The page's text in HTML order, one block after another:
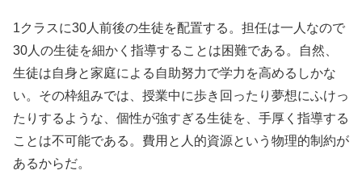
1クラスに30人前後の生徒を配置する。担任は一人なので
30人の生徒を細かく指導することは困難である。自然、
生徒は自身と家庭による自助努力で学力を高めるしかな
い。その枠組みでは、授業中に歩き回ったり夢想にふけっ
たりするような、個性が強すぎる生徒を、手厚く指導する
ことは不可能である。費用と人的資源という物理的制約が
あるからだ。